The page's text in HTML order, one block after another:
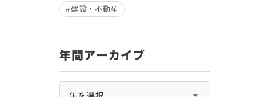
建設・不動産
年間アーカイブ